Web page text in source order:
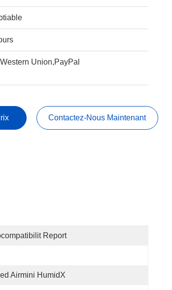
Union,PayPal
Contactez-Nous Maintenant
Report
Airmini HumidX